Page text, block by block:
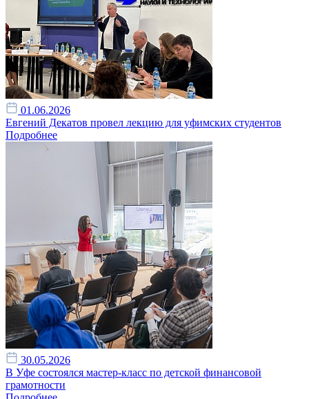
01.06.2026
Евгений Декатов провел лекцию для уфимских студентов
Подробнее
30.05.2026
В Уфе состоялся мастер-класс по детской финансовой
грамотности